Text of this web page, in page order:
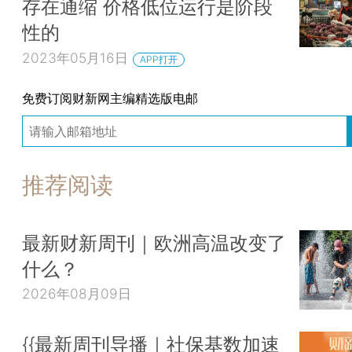
存在通缩 价格低位运行是阶段
性的
2023年05月16日 APP打开
免费订阅财新网主编精选版电邮
推荐阅读
最新财新周刊｜欧洲高温改变了
什么？
2026年08月09日
{{最新周刊导播｜社保基数加速